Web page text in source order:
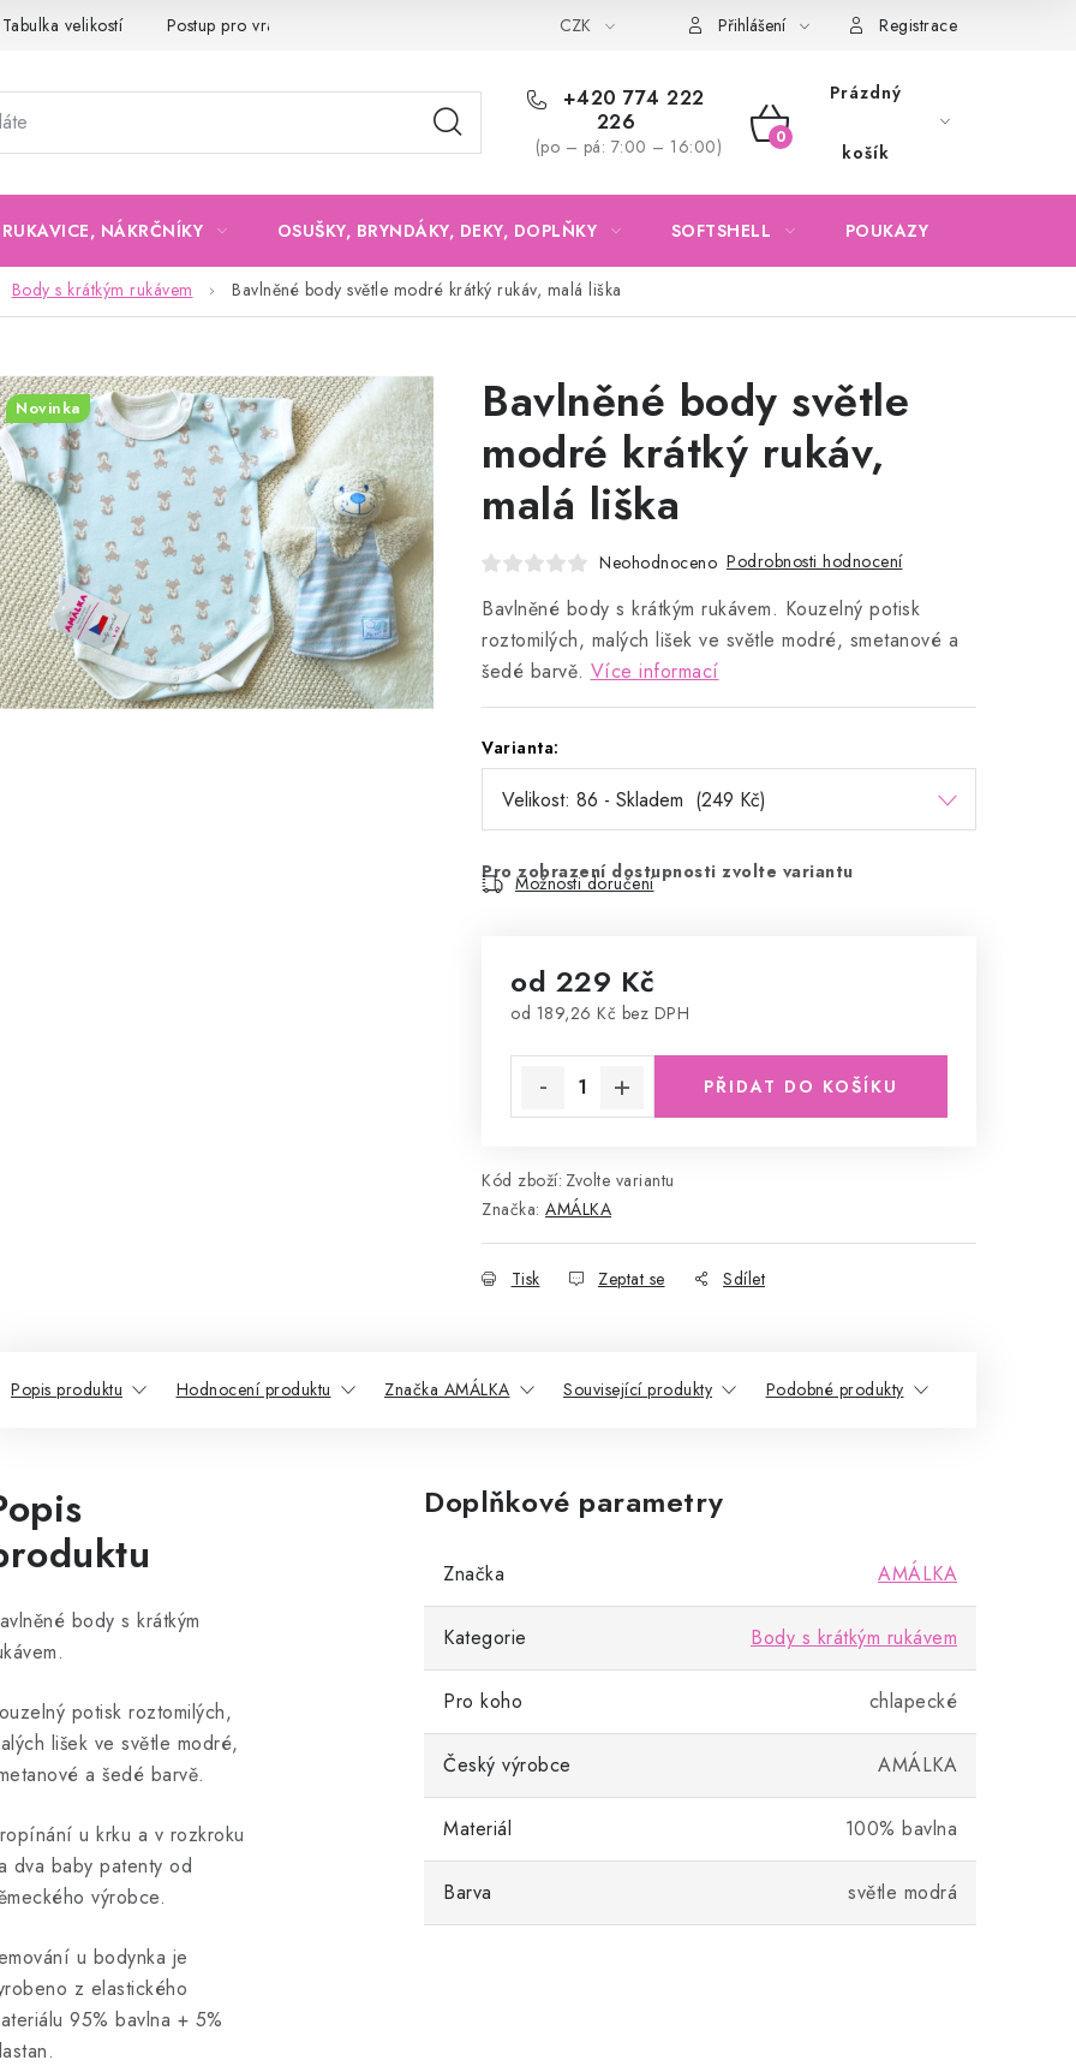
Tabulka velikostí Postup pro vrácení a výměnu Obchodní podmínky Podmínky ochrany osobních údajů
CZK Přihlášení Registrace
+420 774 222
226
(po – pá: 7:00 – 16:00)
NÁKUPNÍ
Prázdný
košík
NÁKRČNÍKY OSUŠKY, BRYNDÁKY, DEKY, DOPLŇKY SOFTSHELL POUKAZY
Body s krátkým rukávem Bavlněné body světle modré krátký rukáv, malá liška
Bavlněné body světle
modré krátký rukáv,
malá liška
Neohodnoceno Podrobnosti hodnocení
Bavlněné body s krátkým rukávem. Kouzelný potisk
roztomilých, malých lišek ve světle modré, smetanové a
šedé barvě. Více informací
Varianta:
Pro zobrazení dostupnosti zvolte variantu
Možnosti doručení
od 229 Kč
od 189,26 Kč bez DPH
PŘIDAT DO KOŠÍKU
Kód zboží: Zvolte variantu
Značka: AMÁLKA
Tisk Zeptat se Sdílet
Novinka
Popis produktu Hodnocení produktu Značka AMÁLKA Související produkty Podobné produkty
body s krátkým
potisk roztomilých,
lišek ve světle modré,
a šedé barvě.
u krku a v rozkroku
dva baby patenty od
výrobce.
u bodynka je
z elastického
95% bavlna + 5%
Doplňkové parametry
Značka AMÁLKA
Kategorie Body s krátkým rukávem
Pro koho chlapecké
Český výrobce AMÁLKA
Materiál 100% bavlna
Barva světle modrá